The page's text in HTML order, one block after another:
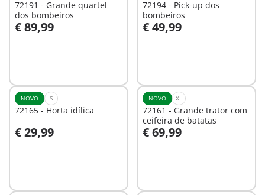
72191 - Grande quartel
dos bombeiros
€ 89,99
Ao carrinho
72194 - Pick-up dos
bombeiros
€ 49,99
Ao carrinho
NOVO S
72165 - Horta idílica
€ 29,99
Ao carrinho
NOVO XL
72161 - Grande trator com
ceifeira de batatas
€ 69,99
Ao carrinho